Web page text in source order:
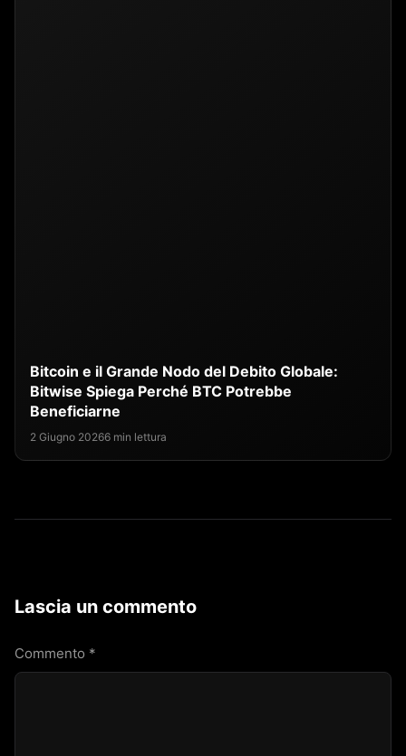
Bitcoin e il Grande Nodo del Debito Globale:
Bitwise Spiega Perché BTC Potrebbe
Beneficiarne
2 Giugno 20266 min lettura
Lascia un commento
Commento *